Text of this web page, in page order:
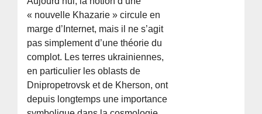
« nouvelle Khazarie » circule en
marge d’Internet, mais il ne s’agit
pas simplement d’une théorie du
complot. Les terres ukrainiennes,
en particulier les oblasts de
Dnipropetrovsk et de Kherson, ont
depuis longtemps une importance